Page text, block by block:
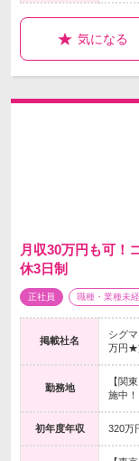
気になる
月収30万円も可！
休3日制
正社員 職種・業種未
掲載社名
シグ
万円★
勤務地
【関
施中
初年度年収 320万